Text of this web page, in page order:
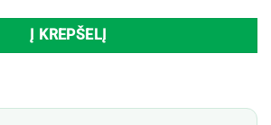
Į KREPŠELĮ